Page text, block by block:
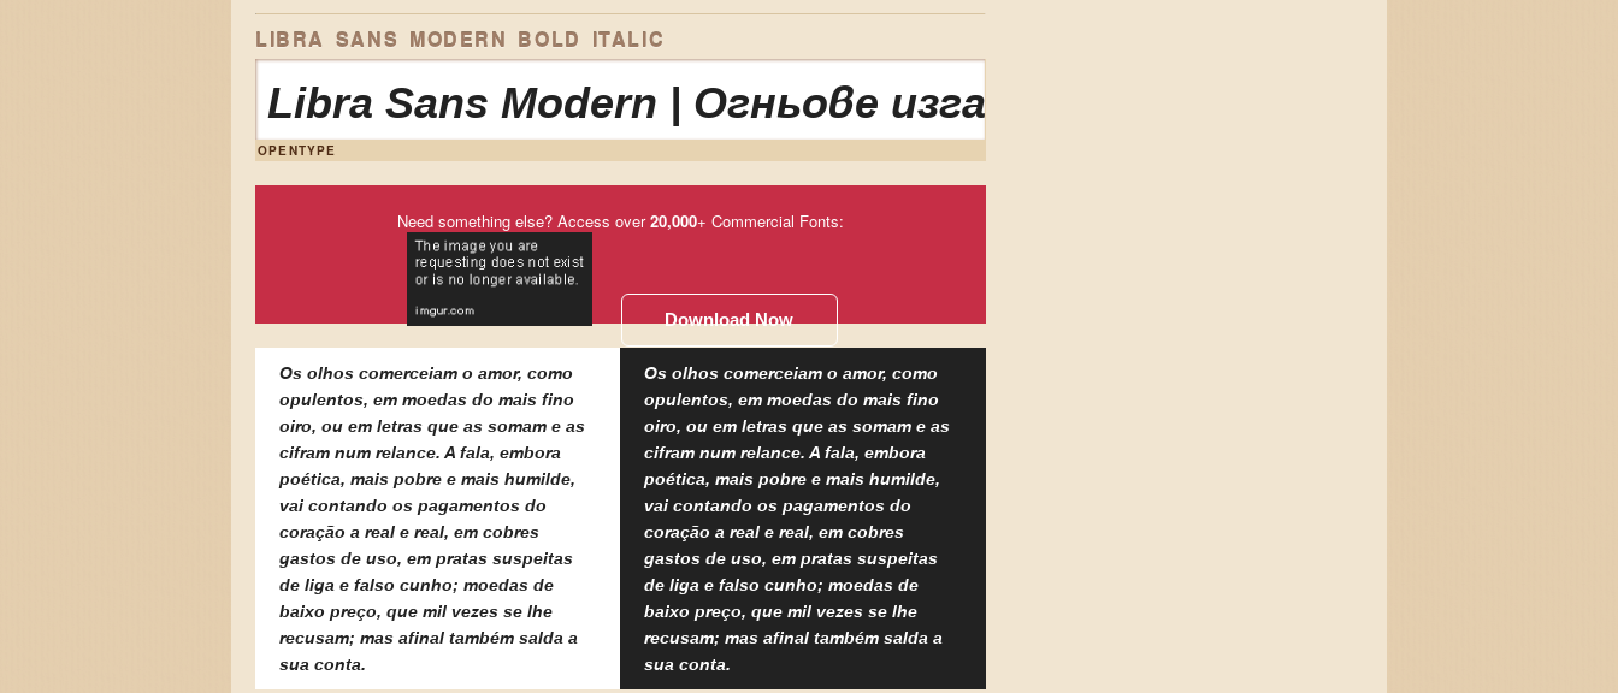
LIBRA SANS MODERN BOLD ITALIC
Libra Sans Modern | Огньове изгаряха с блуждаещи
OPENTYPE
Need something else? Access over20,000+ Commercial Fonts:
Download Now
Os olhos comerceiam o amor, como
opulentos, em moedas do mais fino
oiro, ou em letras que as somam e as
cifram num relance. A fala, embora
poética, mais pobre e mais humilde,
vai contando os pagamentos do
coração a real e real, em cobres
gastos de uso, em pratas suspeitas
de liga e falso cunho; moedas de
baixo preço, que mil vezes se lhe
recusam; mas afinal também salda a
sua conta.
Os olhos comerceiam o amor, como
opulentos, em moedas do mais fino
oiro, ou em letras que as somam e as
cifram num relance. A fala, embora
poética, mais pobre e mais humilde,
vai contando os pagamentos do
coração a real e real, em cobres
gastos de uso, em pratas suspeitas
de liga e falso cunho; moedas de
baixo preço, que mil vezes se lhe
recusam; mas afinal também salda a
sua conta.